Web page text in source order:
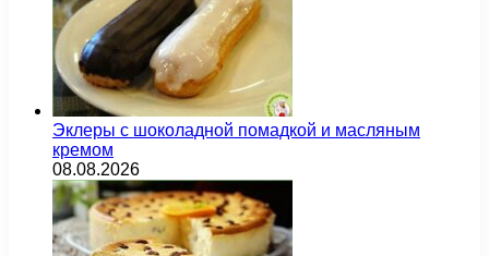
Эклеры с шоколадной помадкой и масляным
кремом
08.08.2026